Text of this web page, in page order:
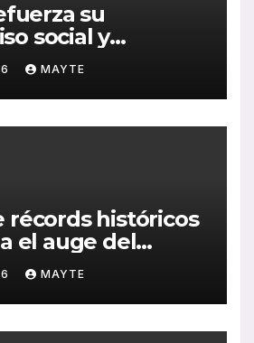
su
social y
con la
de su Memoria
MAYTE
récords históricos
el auge del
en San
MAYTE